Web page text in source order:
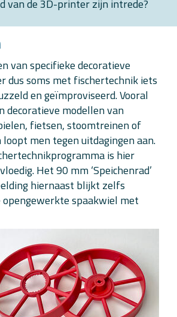
van de 3D-printer zijn intrede?
van specifieke decoratieve
dus soms met fischertechnik iets
en geïmproviseerd. Vooral
decoratieve modellen van
fietsen, stoomtreinen of
men tegen uitdagingen aan.
is hier
Het 90 mm ‘Speichenrad’
hiernaast blijkt zelfs
spaakwiel met